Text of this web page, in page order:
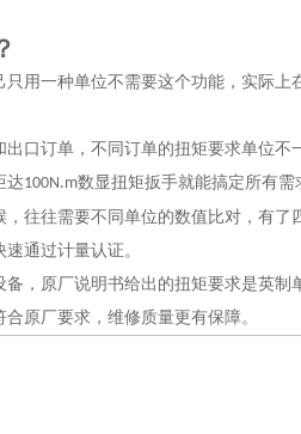
用一种单位不需要这个功能，实际
口订单，不同订单的扭矩要求单位不
达100N.m数显扭矩扳手就能搞定所有需
往往需要不同单位的数值比对，有
通过计量认证。
，原厂说明书给出的扭矩要求是英
原厂要求，维修质量更有保障。